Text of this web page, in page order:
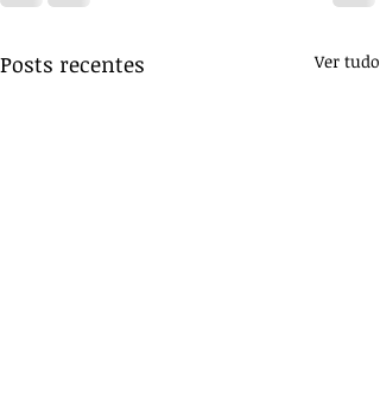
Posts recentes Ver tudo